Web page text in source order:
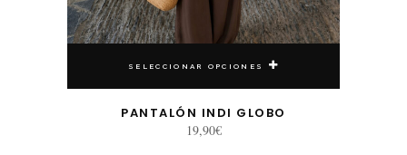
SELECCIONAR OPCIONES
PANTALÓN INDI GLOBO
19,90€